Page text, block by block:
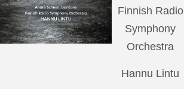
Finnish Radio
Symphony
Orchestra
Hannu Lintu